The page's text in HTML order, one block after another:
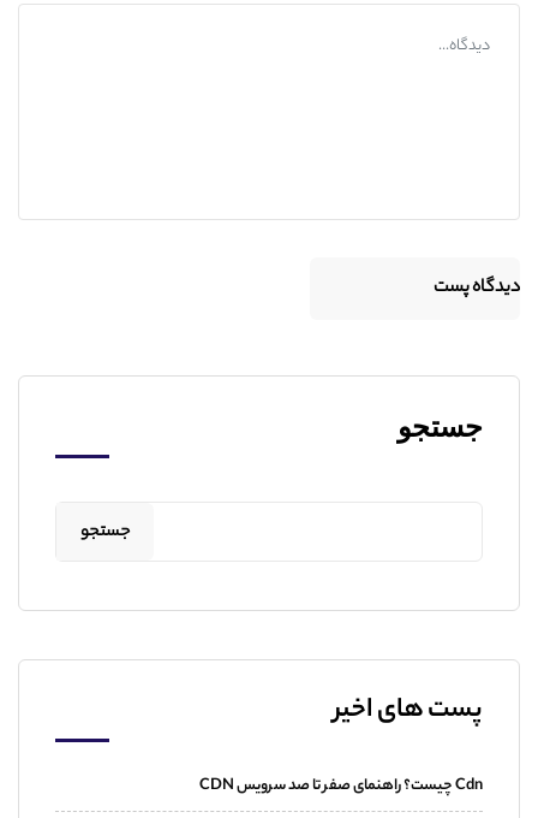
جستجو
جستجو
پست های اخیر
Cdn چیست؟ راهنمای صفر تا صد سرویس CDN